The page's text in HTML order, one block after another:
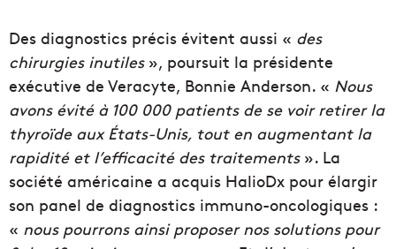
Des diagnostics précis évitent aussi « des
chirurgies inutiles», poursuit la présidente
exécutive de Veracyte, Bonnie Anderson. « Nous
avons évité à 100 000 patients de se voir retirer la
thyroïde aux États-Unis, tout en augmentant la
rapidité et l’efficacité des traitements». La
société américaine a acquis HalioDx pour élargir
son panel de diagnostics immuno-oncologiques :
« nous pourrons ainsi proposer nos solutions pour